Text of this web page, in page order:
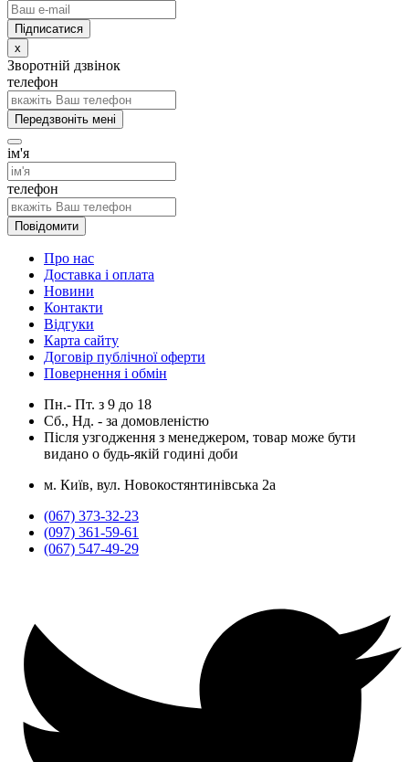
x
Зворотній дзвінок
телефон
Передзвоніть мені
ім'я
телефон
Повідомити
Про нас
Доставка і оплата
Новини
Контакти
Відгуки
Карта сайту
Договір публічної оферти
Повернення і обмін
Пн.- Пт. з 9 до 18
Сб., Нд. - за домовленістю
Після узгодження з менеджером, товар може бути
видано о будь-якій годині доби
м. Київ, вул. Новокостянтинівська 2а
(067) 373-32-23
(097) 361-59-61
(067) 547-49-29